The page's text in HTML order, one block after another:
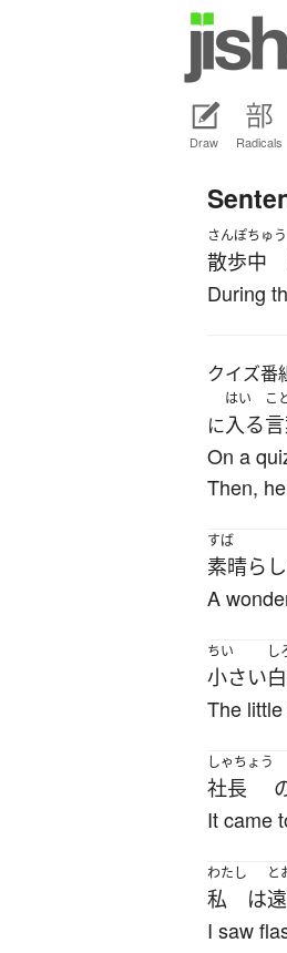
Draw Radicals
さんぽちゅう
散歩中
During
クイズ番
に
はい
入る
こ
On a
Then,
すば
素晴ら
A
ちい
小さい
し
The
しゃちょう
社長
It came
わたし
私 は
と
I saw